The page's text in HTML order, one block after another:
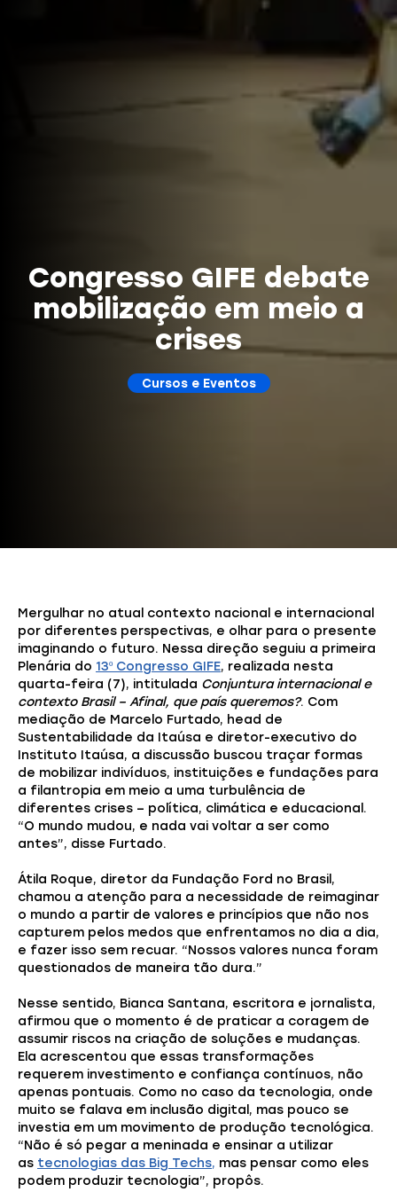
Congresso GIFE debate
mobilização em meio a
crises
Cursos e Eventos
Mergulhar no atual contexto nacional e internacional
por diferentes perspectivas, e olhar para o presente
imaginando o futuro. Nessa direção seguiu a primeira
Plenária do 13º Congresso GIFE, realizada nesta
quarta-feira (7), intitulada Conjuntura internacional e
contexto Brasil – Afinal, que país queremos?. Com
mediação de Marcelo Furtado, head de
Sustentabilidade da Itaúsa e diretor-executivo do
Instituto Itaúsa, a discussão buscou traçar formas
de mobilizar indivíduos, instituições e fundações para
a filantropia em meio a uma turbulência de
diferentes crises – política, climática e educacional.
“O mundo mudou, e nada vai voltar a ser como
antes”, disse Furtado.
Átila Roque, diretor da Fundação Ford no Brasil,
chamou a atenção para a necessidade de reimaginar
o mundo a partir de valores e princípios que não nos
capturem pelos medos que enfrentamos no dia a dia,
e fazer isso sem recuar. “Nossos valores nunca foram
questionados de maneira tão dura.”
Nesse sentido, Bianca Santana, escritora e jornalista,
afirmou que o momento é de praticar a coragem de
assumir riscos na criação de soluções e mudanças.
Ela acrescentou que essas transformações
requerem investimento e confiança contínuos, não
apenas pontuais. Como no caso da tecnologia, onde
muito se falava em inclusão digital, mas pouco se
investia em um movimento de produção tecnológica.
“Não é só pegar a meninada e ensinar a utilizar
as tecnologias das Big Techs, mas pensar como eles
podem produzir tecnologia”, propôs.